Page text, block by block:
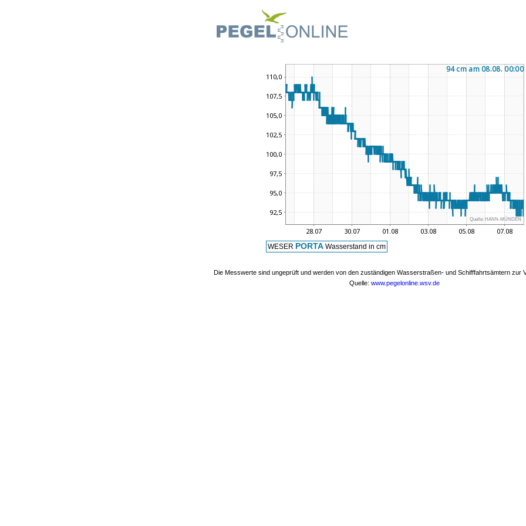
Quelle: HANN-MÜNDEN
WESER PORTA Wasserstand in cm
Die Messwerte sind ungeprüft und werden von den zuständigen Wasserstraßen- und Schifffahrtsämtern zur
Quelle: www.pegelonline.wsv.de